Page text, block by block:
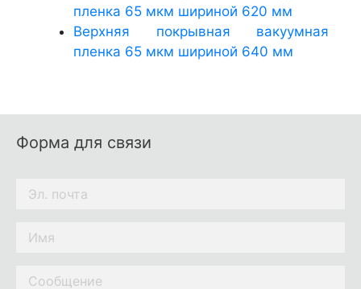
пленка 65 мкм шириной 620 мм
Верхняя покрывная вакуумная
пленка 65 мкм шириной 640 мм
Форма для связи